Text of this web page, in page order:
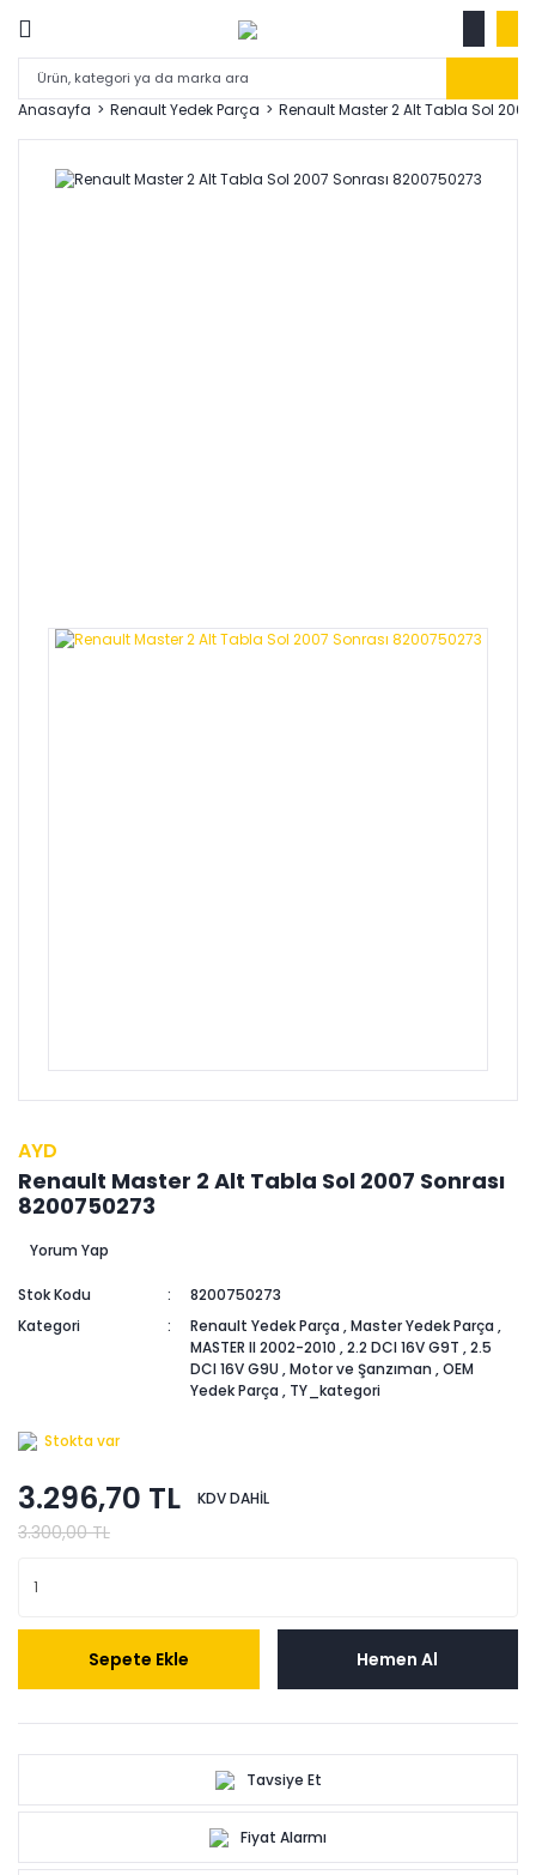
Anasayfa Renault Yedek Parça Renault Master 2 Alt Tabla Sol
AYD
Renault Master 2 Alt Tabla Sol 2007 Sonrası
8200750273
Yorum Yap
Stok Kodu
8200750273
Kategori
Renault Yedek Parça ,Master Yedek Parça ,
MASTER II 2002-2010 ,2.2 DCI 16V G9T ,2.5
DCI 16V G9U ,Motor ve Şanzıman ,OEM
Yedek Parça , TY_kategori
Stokta var
3.296,70 TL KDV DAHİL
3.300,00 TL
Sepete Ekle Hemen Al
Tavsiye Et
Fiyat Alarmı